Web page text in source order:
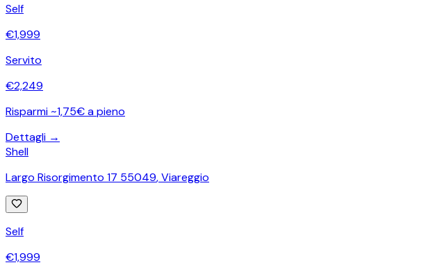
Self
€1,999
Servito
€2,249
Risparmi ~1,75€ a pieno
Dettagli →
Shell
Largo Risorgimento 17 55049,Viareggio
Self
€1,999